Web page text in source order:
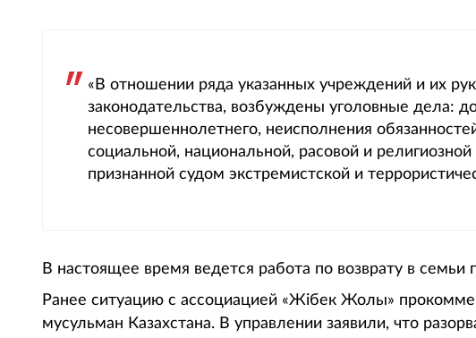
«В отношении ряда указанных учреждений и их
законодательства, возбуждены уголовные дела:
несовершеннолетнего, неисполнения
социальной, национальной, расовой и
признанной судом экстремистской и
В настоящее время ведется работа по возврату в
Ранее ситуацию с ассоциацией «Жібек Жолы»
мусульман Казахстана. В управлении заявили, что